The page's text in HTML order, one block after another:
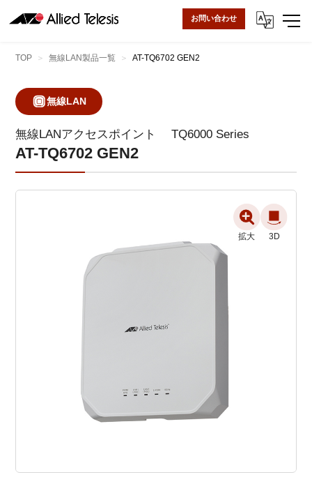
お問い合わせ
TOP 無線LAN製品一覧 AT-TQ6702 GEN2
無線LANアクセスポイント TQ6000 Series
AT-TQ6702 GEN2
無線LAN
拡大 3D
拡大 3D